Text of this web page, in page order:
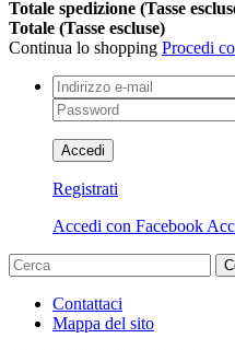
Totale spedizione (Tasse
Totale (Tasse escluse)
Continua lo shopping Procedi
Accedi
Registrati
Accedi con Facebook
Contattaci
Mappa del sito